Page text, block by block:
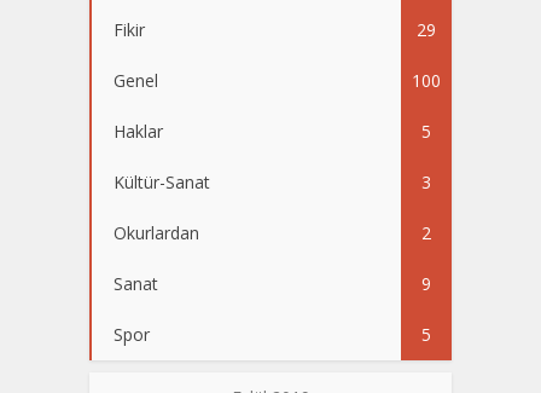
Fikir 29
Genel 100
Haklar 5
Kültür-Sanat 3
Okurlardan 2
Sanat 9
Spor 5